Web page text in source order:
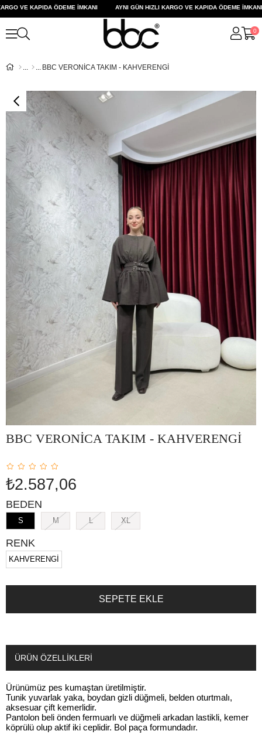
VE KAPIDA ÖDEME İMKANI AYNI GÜN HIZLI KARGO VE KAPIDA ÖDEME İMKANI
0
BBC VERONİCA TAKIM - KAHVERENGİ
BBC VERONİCA TAKIM - KAHVERENGİ
₺2.587,06
BEDEN
S M L XL
RENK
KAHVERENGİ
ÜRÜN ÖZELLIKLERI
Ürünümüz pes kumaştan üretilmiştir.
Tunik yuvarlak yaka, boydan gizli düğmeli, belden oturtmalı,
aksesuar çift kemerlidir.
Pantolon beli önden fermuarlı ve düğmeli arkadan lastikli, kemer
köprülü olup aktif iki ceplidir. Bol paça formundadır.